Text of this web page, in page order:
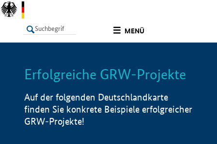
MENÜ
LISTE Info
Erfolgreiche GRW-Projekte
Auf der folgenden Deutschlandkarte
finden Sie konkrete Beispiele erfolgreicher
GRW-Projekte!